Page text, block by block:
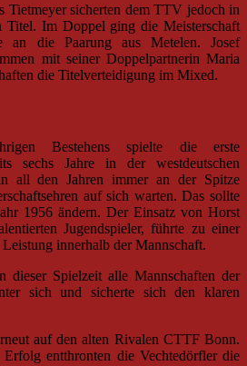
Tietmeyer sicherten dem TTV jedoch in
Titel. Im Doppel ging die Meisterschaft
an die Paarung aus Metelen. Josef
mit seiner Doppelpartnerin Maria
die Titelverteidigung im Mixed.
Bestehens spielte die erste
sechs Jahre in der westdeutschen
all den Jahren immer an der Spitze
auf sich warten. Das sollte
1956 ändern. Der Einsatz von Horst
Jugendspieler, führte zu einer
innerhalb der Mannschaft.
Spielzeit alle Mannschaften der
sich und sicherte sich den klaren
auf den alten Rivalen CTTF Bonn.
entthronten die Vechtedörfler die